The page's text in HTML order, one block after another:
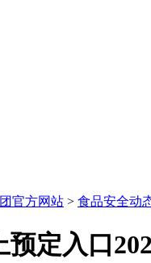
官方网站 > 食品安全动
定入口